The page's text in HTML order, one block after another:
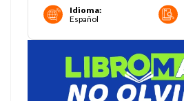
Idioma:
Español